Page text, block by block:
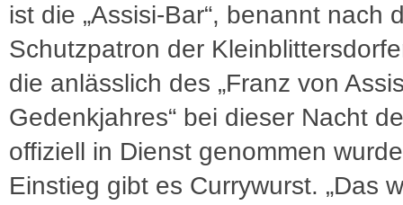
ist die „Assisi-Bar“, benannt nach
Schutzpatron der
die anlässlich des „Franz von
Gedenkjahres“ bei dieser Nacht
offiziell in Dienst genommen
Einstieg gibt es Currywurst. „Das